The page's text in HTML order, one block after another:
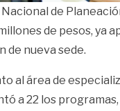
de
de pesos, ya
de nueva sede.
al área de
a 22 los